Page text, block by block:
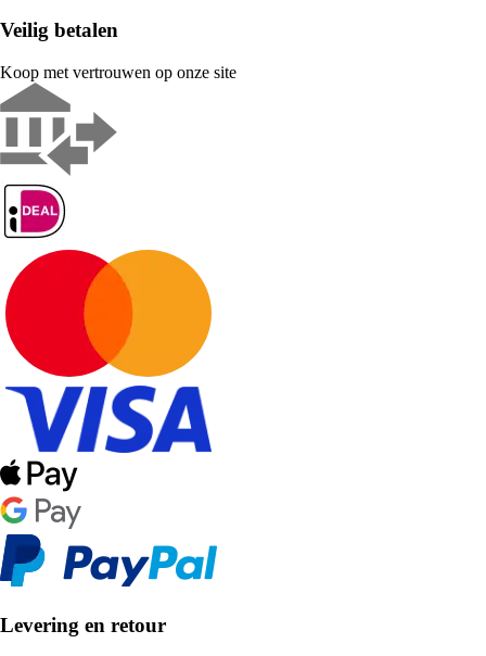
Veilig betalen
Koop met vertrouwen op onze site
Levering en retour